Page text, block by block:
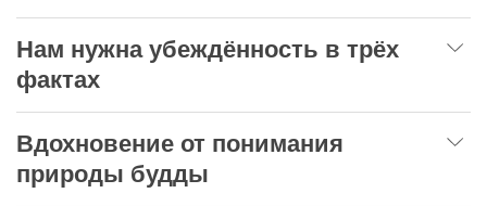
Нам нужна убеждённость в трёх
фактах
Вдохновение от понимания
природы будды